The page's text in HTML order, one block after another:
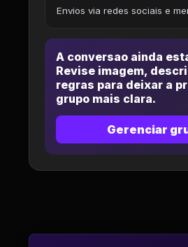
Envios via redes sociais e
A conversao ainda
Revise imagem,
regras para deixar a
grupo mais clara.
Gerenciar